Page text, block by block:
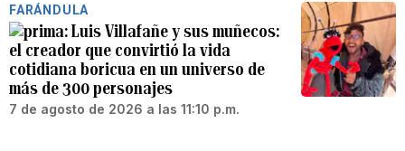
FARÁNDULA
Luis Villafañe y sus muñecos:
el creador que convirtió la vida
cotidiana boricua en un universo de
más de 300 personajes
7 de agosto de 2026 a las 11:10 p.m.